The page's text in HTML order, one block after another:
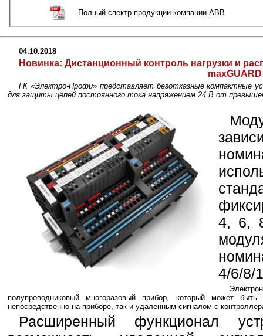
Полный спектр продукции компании ABB
04.10.2018
Новинка: Дистанционный контроль нагрузки и
maxGUARD
ГК «Электро-Профи» представляет безотказные компактные
для защиты цепей постоянного тока напряжением 24 В от
4, 6,
4/6/8/
полупроводниковый многоразовый прибор, который может
непосредственно на приборе, так и удаленным сигналом с
Расширенный функционал